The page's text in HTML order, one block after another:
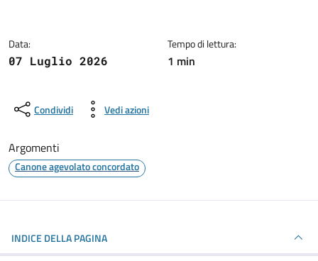
Data:
07 Luglio 2026
Tempo di lettura:
1 min
Condividi Vedi azioni
Argomenti
Canone agevolato concordato
INDICE DELLA PAGINA